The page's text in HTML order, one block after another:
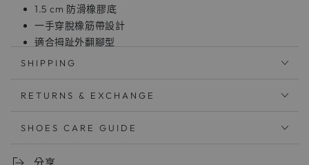
1.5 cm 防滑橡膠底
一手穿脫橡筋帶設計
適合拇趾外翻腳型
乾布擦拭．使用皮革專用清潔及保養用品
あり、メンズライクなスタイルにもぴったり。
す。
SHIPPING
RETURNS & EXCHANGE
SHOES CARE GUIDE